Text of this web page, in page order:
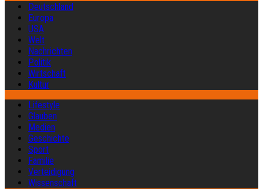
Deutschland
Europa
USA
Welt
Nachrichten
Politik
Wirtschaft
Kultur
Lifestyle
Glauben
Medien
Geschichte
Sport
Familie
Verteidigung
Wissenschaft